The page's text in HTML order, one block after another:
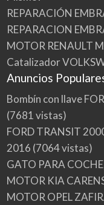
REPARACIÓN
REPARACION
MOTOR RENAULT
Catalizador
Anuncios
Bombín con llave
(7681 vistas)
FORD TRANSIT
2016 (7064 vistas)
GATO PARA
MOTOR KIA
MOTOR OPEL